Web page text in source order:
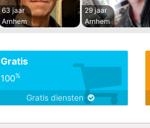
63 jaar
Arnhem
29 jaar
Arnhem
Gratis
100%
Gratis diensten